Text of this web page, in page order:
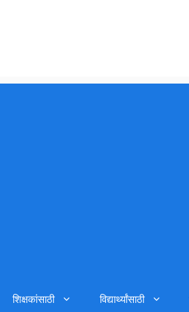
शिक्षकांसाठी विद्यार्थ्यांसाठी